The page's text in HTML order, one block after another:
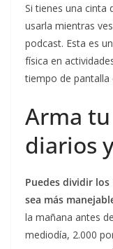
Si tienes una cinta
usarla mientras
podcast. Esta es
física en
tiempo de
Arma
diarios
Puedes dividir
sea más
la mañana antes
mediodía, 2.000